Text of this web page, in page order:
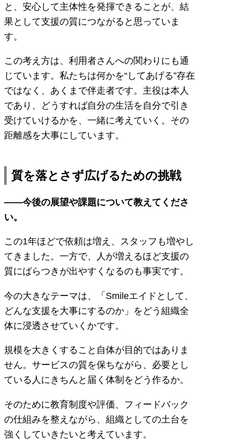
と、安心して主体性を発揮できることが、結
果として支援の質につながると思っていま
す。
この考え方は、利用者さんへの関わりにも通
じています。私たちは何かを“してあげる”存在
ではなく、あくまで伴走者です。主役は本人
であり、どうすれば自分の生活を自分で引き
受けていけるかを、一緒に考えていく。その
距離感を大事にしています。
質を落とさず広げるための挑戦
――今後の展望や課題について教えてくださ
い。
この1年ほどで依頼は増え、スタッフも増やし
てきました。一方で、人が増えるほど支援の
質にばらつきが出やすくなるのも事実です。
今の大きなテーマは、「Smileエイドとして、
どんな支援を大事にするのか」をどう組織全
体に浸透させていくかです。
規模を大きくすること自体が目的ではありま
せん。サービスの質を保ちながら、必要とし
ている人にきちんと届く体制をどう作るか。
そのために教育制度や評価、フィードバック
の仕組みを整えながら、組織としての土台を
強くしていきたいと考えています。